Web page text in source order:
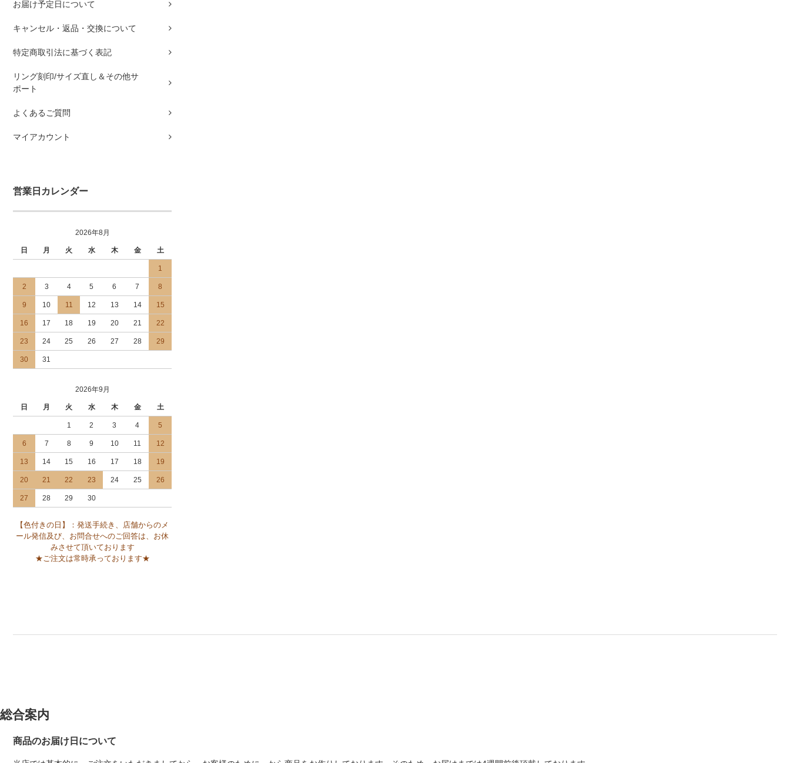
お届け予定日について
キャンセル・返品・交換について
特定商取引法に基づく表記
リング刻印/サイズ直し＆その他サ
ポート
よくあるご質問
マイアカウント
営業日カレンダー
2026年8月
日 月 火 水 木 金 土
1
2 3 4 5 6 7 8
9 10 11 12 13 14 15
16 17 18 19 20 21 22
23 24 25 26 27 28 29
30 31
2026年9月
日 月 火 水 木 金 土
1 2 3 4 5
6 7 8 9 10 11 12
13 14 15 16 17 18 19
20 21 22 23 24 25 26
27 28 29 30
【色付きの日】：発送手続き、店舗からのメ
ール発信及び、お問合せへのご回答は、お休
みさせて頂いております
★ご注文は常時承っております★
総合案内
商品のお届け日について